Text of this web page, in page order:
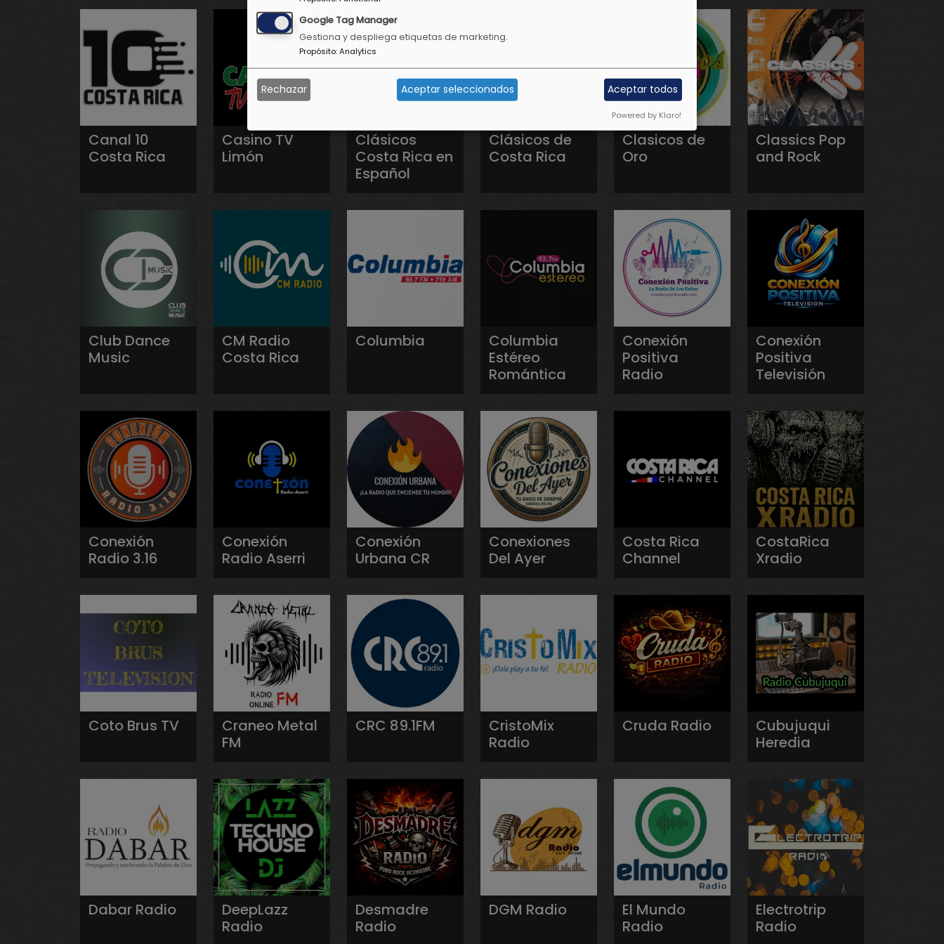
Canal 10
Costa Rica
Casino TV
Limón
Clásicos
Costa Rica en
Español
Clásicos de
Costa Rica
Clasicos de
Oro
Classics Pop
and Rock
Club Dance
Music
CM Radio
Costa Rica
Columbia
Columbia
Estéreo
Romántica
Conexión
Positiva
Radio
Conexión
Positiva
Televisión
Conexión
Radio 3.16
Conexión
Radio Aserri
Conexión
Urbana CR
Conexiones
Del Ayer
Costa Rica
Channel
CostaRica
Xradio
Coto Brus TV
Craneo Metal
FM
CRC 89.1FM
CristoMix
Radio
Cruda Radio
Cubujuqui
Heredia
Dabar Radio
DeepLazz
Radio
Desmadre
Radio
DGM Radio
El Mundo
Radio
Electrotrip
Radio
Google Tag Manager
Gestiona y despliega etiquetas de marketing.
Propósito:Analytics
Rechazar Aceptar seleccionados Aceptar todos
Powered by Klaro!